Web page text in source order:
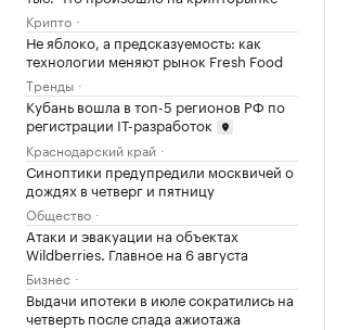
Крипто
Не яблоко, а предсказуемость: как
технологии меняют рынок Fresh Food
Тренды
Кубань вошла в топ-5 регионов РФ по
регистрации IТ-разработок
Краснодарский край
Синоптики предупредили москвичей о
дождях в четверг и пятницу
Общество
Атаки и эвакуации на объектах
Wildberries. Главное на 6 августа
Бизнес
Выдачи ипотеки в июле сократились на
четверть после спада ажиотажа